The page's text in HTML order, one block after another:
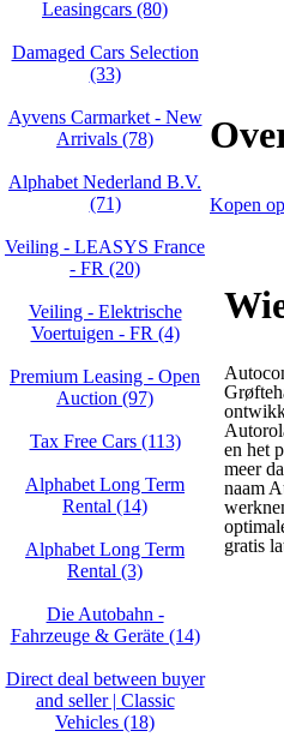
Leasingcars (80)
Damaged Cars Selection
(33)
Ayvens Carmarket - New
Arrivals (78)
Alphabet Nederland B.V.
(71)
Veiling - LEASYS France
- FR (20)
Veiling - Elektrische
Voertuigen - FR (4)
Premium Leasing - Open
Auction (97)
Tax Free Cars (113)
Alphabet Long Term
Rental (14)
Alphabet Long Term
Rental (3)
Die Autobahn -
Fahrzeuge & Geräte (14)
Direct deal between buyer
and seller | Classic
Vehicles (18)
Kopen
en het
meer
naam
gratis